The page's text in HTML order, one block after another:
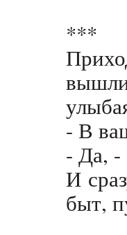
***
- В
- Да, -
И
быт,